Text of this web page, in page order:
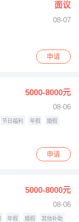
面议
08-07
申请
5000-8000元
08-06
节日福利 年假 婚假
申请
5000-8000元
08-06
年假 婚假 其他补助